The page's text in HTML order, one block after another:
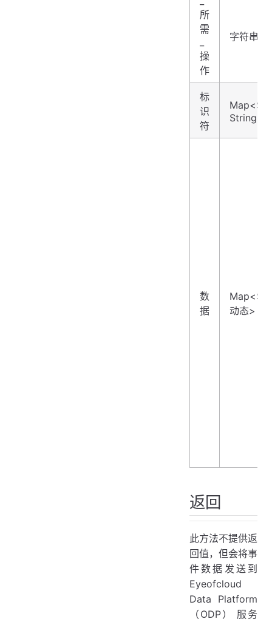
所
需
操
作
字符串
标
识
符
String>
数
据
动态>
返回
此方法不提供返
回值，但会将事
件数据发送到
Eyeofcloud
Data Platform
（ODP） 服务